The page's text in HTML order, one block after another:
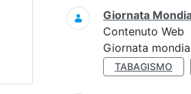
Giornata
Contenuto Web
Giornata
TABAGISMO